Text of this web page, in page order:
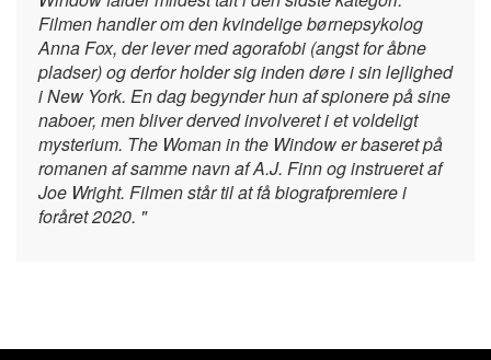
Filmen handler om den kvindelige børnepsykolog
Anna Fox, der lever med agorafobi (angst for åbne
pladser) og derfor holder sig inden døre i sin lejlighed
i New York. En dag begynder hun af spionere på sine
naboer, men bliver derved involveret i et voldeligt
mysterium. The Woman in the Window er baseret på
romanen af samme navn af A.J. Finn og instrueret af
Joe Wright. Filmen står til at få biografpremiere i
foråret 2020. "